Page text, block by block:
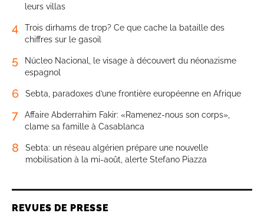
leurs villas
4
Trois dirhams de trop? Ce que cache la bataille des
chiffres sur le gasoil
5
Núcleo Nacional, le visage à découvert du néonazisme
espagnol
6 Sebta, paradoxes d’une frontière européenne en Afrique
7
Affaire Abderrahim Fakir: «Ramenez-nous son corps»,
clame sa famille à Casablanca
8
Sebta: un réseau algérien prépare une nouvelle
mobilisation à la mi-août, alerte Stefano Piazza
REVUES DE PRESSE